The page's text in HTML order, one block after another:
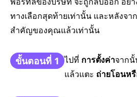
ทางเลือกสุดท้ายเท่านั้น และหลังจ
สำคัญของคุณแล้วเท่านั้น
ขั้นตอนที่ 1 ไปที่ การตั้งค่าจาก
แล้วแตะ ถ่ายโอนห